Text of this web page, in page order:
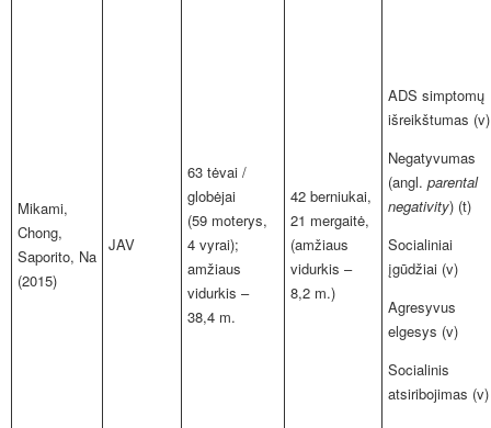
Mikami,
Chong,
Saporito, Na
(2015)
JAV
63 tėvai /
globėjai
(59 moterys,
4 vyrai);
amžiaus
vidurkis –
38,4 m.
42 berniukai,
21 mergaitė,
(amžiaus
vidurkis –
8,2 m.)
ADS simptomų
išreikštumas (v)
Negatyvumas
(angl. parental
negativity) (t)
Socialiniai
įgūdžiai (v)
Agresyvus
elgesys (v)
Socialinis
atsiribojimas (v)